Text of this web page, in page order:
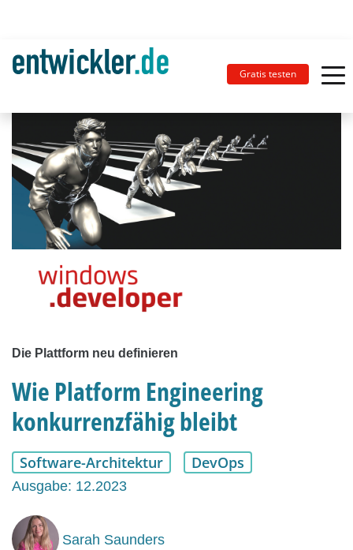
Gratis testen
Die Plattform neu definieren
Wie Platform Engineering
konkurrenzfähig bleibt
Software-Architektur DevOps
Ausgabe: 12.2023
Sarah Saunders